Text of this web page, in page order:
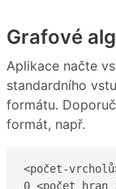
Grafové
Aplikace načte
standardního
formátu.
formát, např.
<počet-
0 <počet